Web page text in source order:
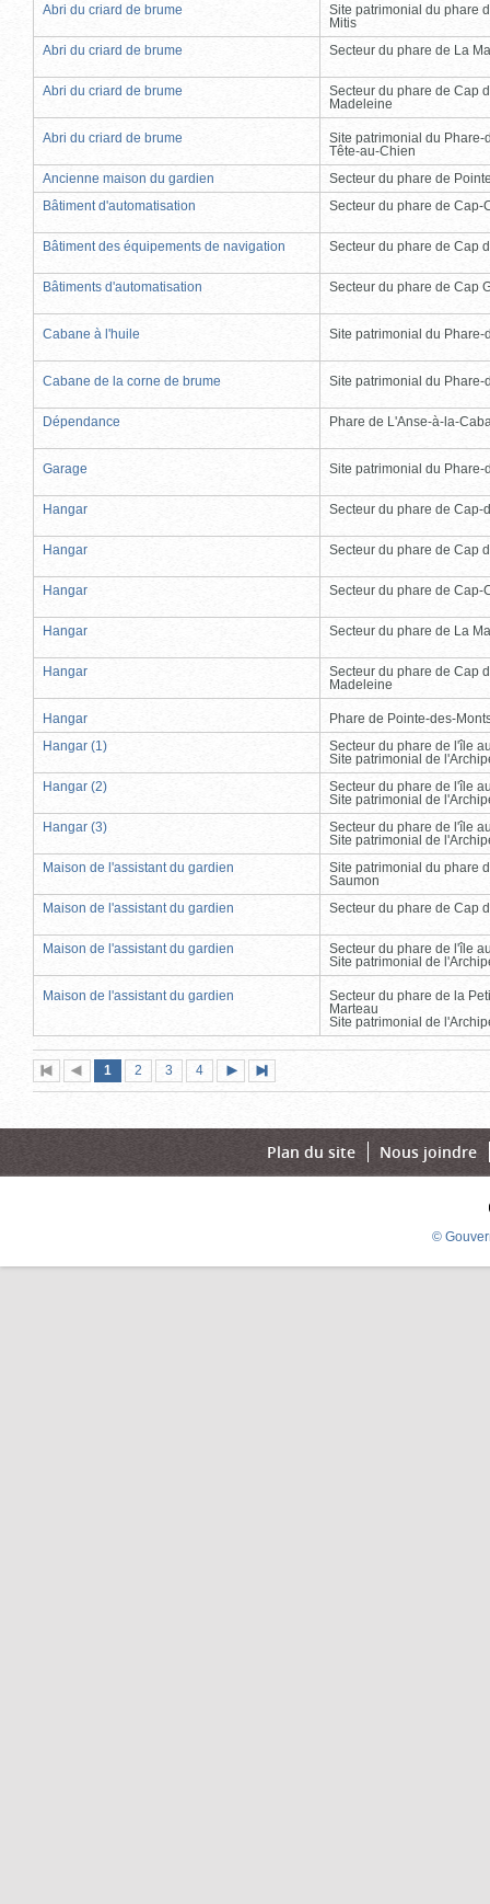
Abri du criard de brume
Site patrimonial du phare
Mitis
Abri du criard de brume
Secteur du phare de La
Abri du criard de brume
Secteur du phare de Cap
Madeleine
Abri du criard de brume
Site patrimonial du Phare-
Tête-au-Chien
Ancienne maison du gardien
Secteur du phare de
Bâtiment d'automatisation
Secteur du phare de Cap-
Bâtiment des équipements de navigation Secteur du phare de Cap
Bâtiments d'automatisation Secteur du phare de Cap
Cabane à l'huile Site patrimonial du Phare-
Cabane de la corne de brume Site patrimonial du Phare-
Dépendance Phare de L'Anse-à-la-
Garage Site patrimonial du Phare-
Hangar Secteur du phare de Cap-
Hangar Secteur du phare de Cap
Hangar Secteur du phare de Cap-
Hangar Secteur du phare de La
Hangar
Secteur du phare de Cap
Madeleine
Hangar
Phare de Pointe-des-
Hangar (1)
Secteur du phare de l'île
Site patrimonial de
Hangar (2)
Secteur du phare de l'île
Site patrimonial de
Hangar (3)
Secteur du phare de l'île
Site patrimonial de
Maison de l'assistant du gardien
Site patrimonial du phare
Saumon
Maison de l'assistant du gardien
Secteur du phare de Cap
Maison de l'assistant du gardien
Secteur du phare de l'île
Site patrimonial de
Maison de l'assistant du gardien
Secteur du phare de la
Marteau
Site patrimonial de
Première
page
Page
précédente
Page
1 (page
actuelle)
Page
2 Page
3 Page
4
suivante
page
Plan du site Nous joindre
©